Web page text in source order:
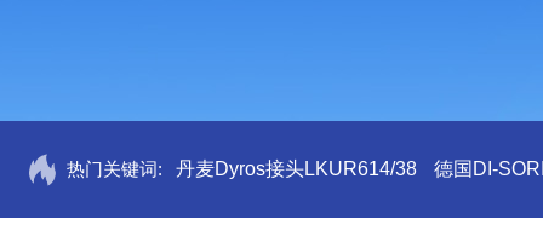
热门关键词: 丹麦Dyros接头LKUR614/38 德国DI-